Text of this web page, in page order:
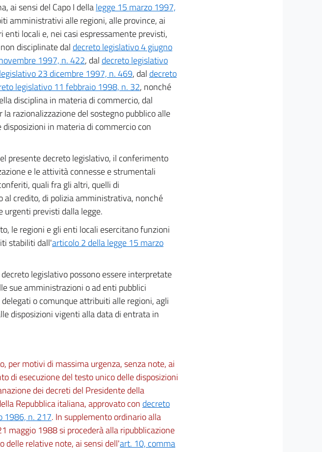
ai sensi del Capo I dellalegge 15 marzo 1997,
amministrativi alle regioni, alle province, ai
locali e, nei casi espressamente previsti,
disciplinate dal decreto legislativo 4 giugno
1997, n. 422, dal decreto legislativo
23 dicembre 1997, n. 469, dal decreto
legislativo 11 febbraio 1998, n. 32, nonché
disciplina in materia di commercio, dal
razionalizzazione del sostegno pubblico alle
in materia di commercio con
presente decreto legislativo, il conferimento
e le attività connesse e strumentali
quali fra gli altri, quelli di
al credito, di polizia amministrativa, nonché
previsti dalla legge.
le regioni e gli enti locali esercitano funzioni
stabiliti dall'articolo 2 della legge 15 marzo
legislativo possono essere interpretate
sue amministrazioni o ad enti pubblici
o comunque attribuiti alle regioni, agli
disposizioni vigenti alla data di entrata in
per motivi di massima urgenza, senza note, ai
di esecuzione del testo unico delle disposizioni
dei decreti del Presidente della
Repubblica italiana, approvato con decreto
1986, n. 217. In supplemento ordinario alla
maggio 1988 si procederà alla ripubblicazione
delle relative note, ai sensi dell'art. 10, comma